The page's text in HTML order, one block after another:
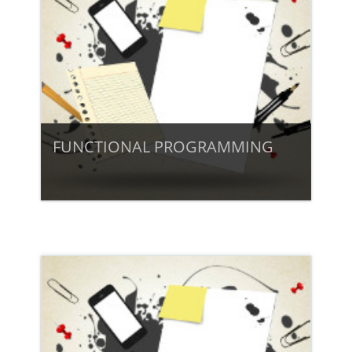
Tanár: dr. Racsko Réka
Tanár: Komló Csaba
Tanár: Lengyelné Molnár Tünde
A képzésben a hallgatók megismerik a
digitális átállás folyamatának főbb
jellemzőit, valamint azokat a konstruktív
pedagógiai alapelveket, amelyek a
személyes tanulási környezet kiépítését
segítik.
Beiratkozás
Tanár: Lengyelné Molnár Tünde
FUNCTIONAL PROGRAMMING